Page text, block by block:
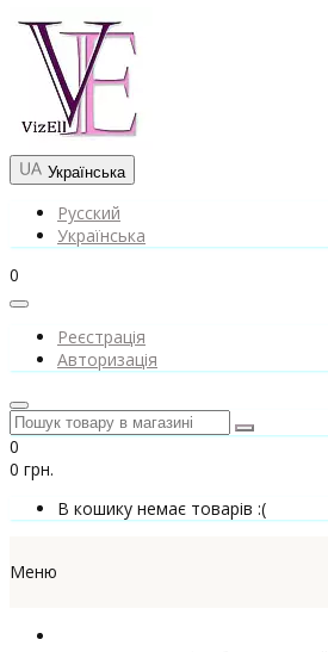
Українська
Русский
Українська
0
Реєстрація
Авторизація
0
0 грн.
В кошику немає товарів :(
Меню